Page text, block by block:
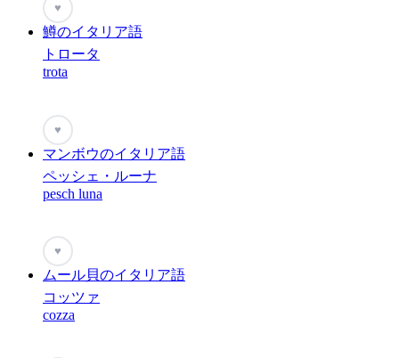
♥
鱒のイタリア語
トロータ
trota
♥
マンボウのイタリア語
ペッシェ・ルーナ
pesch luna
♥
ムール貝のイタリア語
コッツァ
cozza